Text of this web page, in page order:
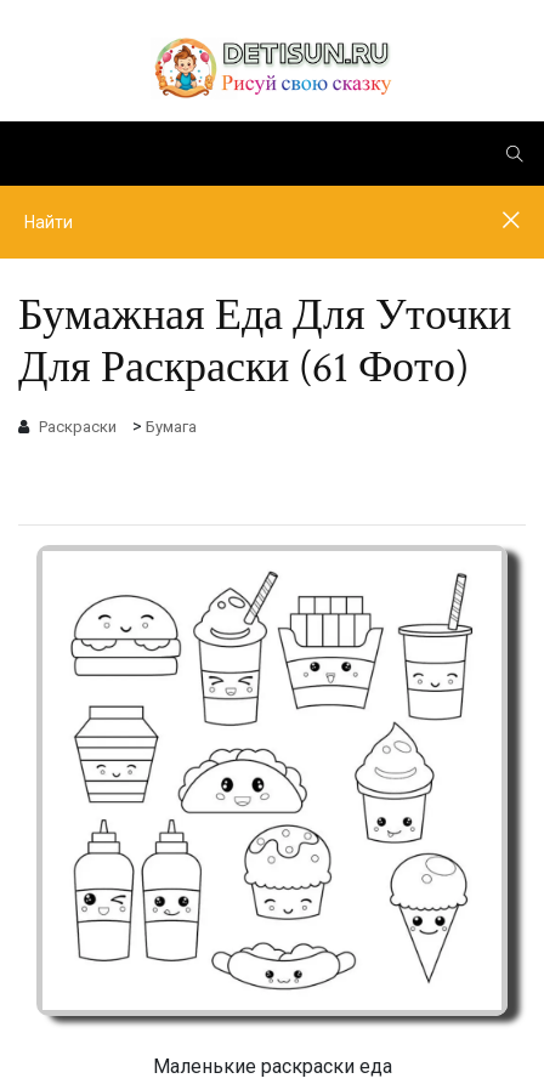
Бумажная Еда Для Уточки
Для Раскраски (61 Фото)
Раскраски > Бумага
Маленькие раскраски еда